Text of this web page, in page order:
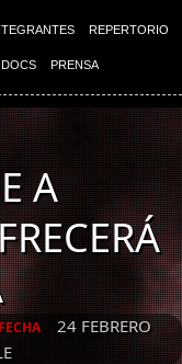
REPERTORIO
DOCS PRENSA
A
24 FEBRERO